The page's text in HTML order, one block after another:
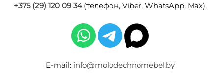
+375 (29) 120 09 34(телефон, Viber, WhatsApp, Max),
E-mail: info@molodechnomebel.by